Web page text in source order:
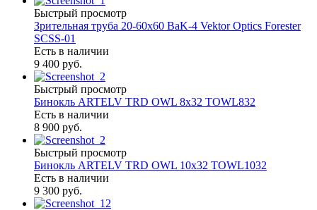
Быстрый просмотр
Зрительная труба 20-60х60 BaK-4 Vektor Optics Forester
SCSS-01
Есть в наличии
9 400 руб.
Быстрый просмотр
Бинокль ARTELV TRD OWL 8x32 TOWL832
Есть в наличии
8 900 руб.
Быстрый просмотр
Бинокль ARTELV TRD OWL 10x32 TOWL1032
Есть в наличии
9 300 руб.